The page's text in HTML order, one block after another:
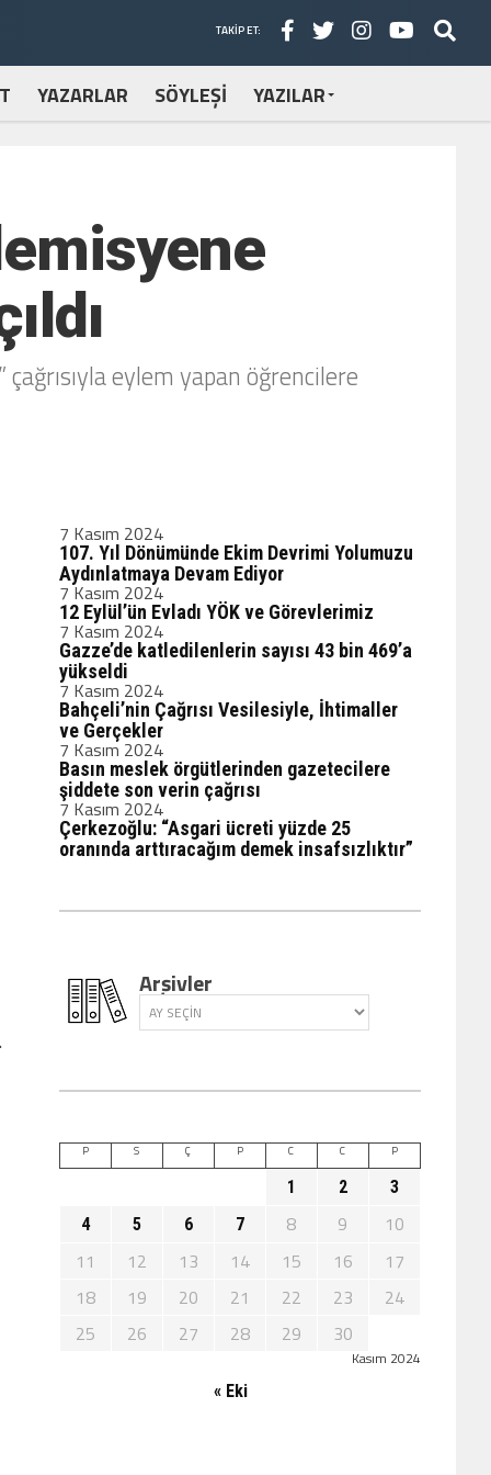
TAKIP ET:
YAZARLAR SÖYLEŞİ YAZILAR
eylem yapan öğrencilere
7 Kasım 2024
107. Yıl Dönümünde Ekim Devrimi Yolumuzu
Aydınlatmaya Devam Ediyor
7 Kasım 2024
12 Eylül’ün Evladı YÖK ve Görevlerimiz
7 Kasım 2024
Gazze’de katledilenlerin sayısı 43 bin 469’a
yükseldi
7 Kasım 2024
Bahçeli’nin Çağrısı Vesilesiyle, İhtimaller
ve Gerçekler
7 Kasım 2024
Basın meslek örgütlerinden gazetecilere
şiddete son verin çağrısı
7 Kasım 2024
Çerkezoğlu: “Asgari ücreti yüzde 25
oranında arttıracağım demek insafsızlıktır”
Arşivler
Kasım 2024
P S Ç P C C P
1 2
3
4
5 6 7 8 9
10
11
12 13 14 15 16
17
18
19 20 21 22 23
24
25
26 27 28 29 30
« Eki